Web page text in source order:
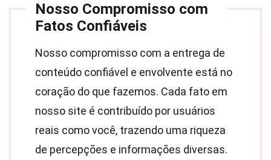
Nosso Compromisso com
Fatos Confiáveis
Nosso compromisso com a entrega de
conteúdo confiável e envolvente está no
coração do que fazemos. Cada fato em
nosso site é contribuído por usuários
reais como você, trazendo uma riqueza
de percepções e informações diversas.